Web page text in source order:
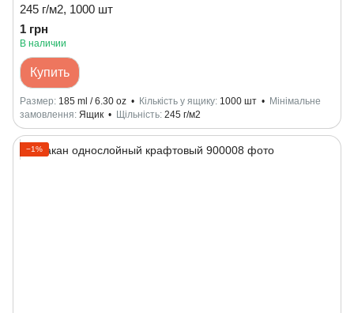
245 г/м2, 1000 шт
1 грн
В наличии
Купить
Размер 185 ml / 6.30 oz Кількість у ящику 1000 шт
Мінімальне
замовлення Ящик Щільність 245 г/м2
−1%